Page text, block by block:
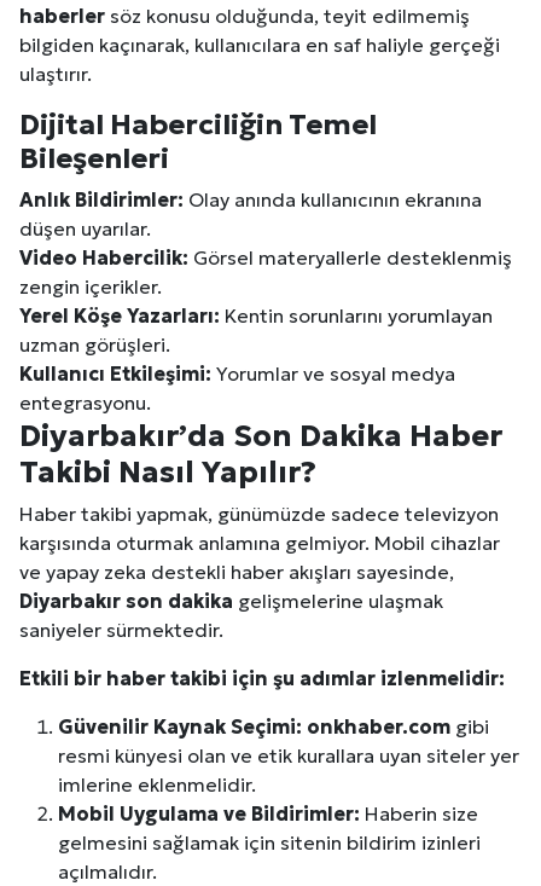
haberler söz konusu olduğunda, teyit edilmemiş
bilgiden kaçınarak, kullanıcılara en saf haliyle gerçeği
ulaştırır.
Dijital Haberciliğin Temel
Bileşenleri
Anlık Bildirimler: Olay anında kullanıcının ekranına
düşen uyarılar.
Video Habercilik: Görsel materyallerle desteklenmiş
zengin içerikler.
Yerel Köşe Yazarları: Kentin sorunlarını yorumlayan
uzman görüşleri.
Kullanıcı Etkileşimi: Yorumlar ve sosyal medya
entegrasyonu.
Diyarbakır’da Son Dakika Haber
Takibi Nasıl Yapılır?
Haber takibi yapmak, günümüzde sadece televizyon
karşısında oturmak anlamına gelmiyor. Mobil cihazlar
ve yapay zeka destekli haber akışları sayesinde,
Diyarbakır son dakika gelişmelerine ulaşmak
saniyeler sürmektedir.
Etkili bir haber takibi için şu adımlar izlenmelidir:
Güvenilir Kaynak Seçimi: onkhaber.com gibi
resmi künyesi olan ve etik kurallara uyan siteler yer
imlerine eklenmelidir.
Mobil Uygulama ve Bildirimler: Haberin size
gelmesini sağlamak için sitenin bildirim izinleri
açılmalıdır.